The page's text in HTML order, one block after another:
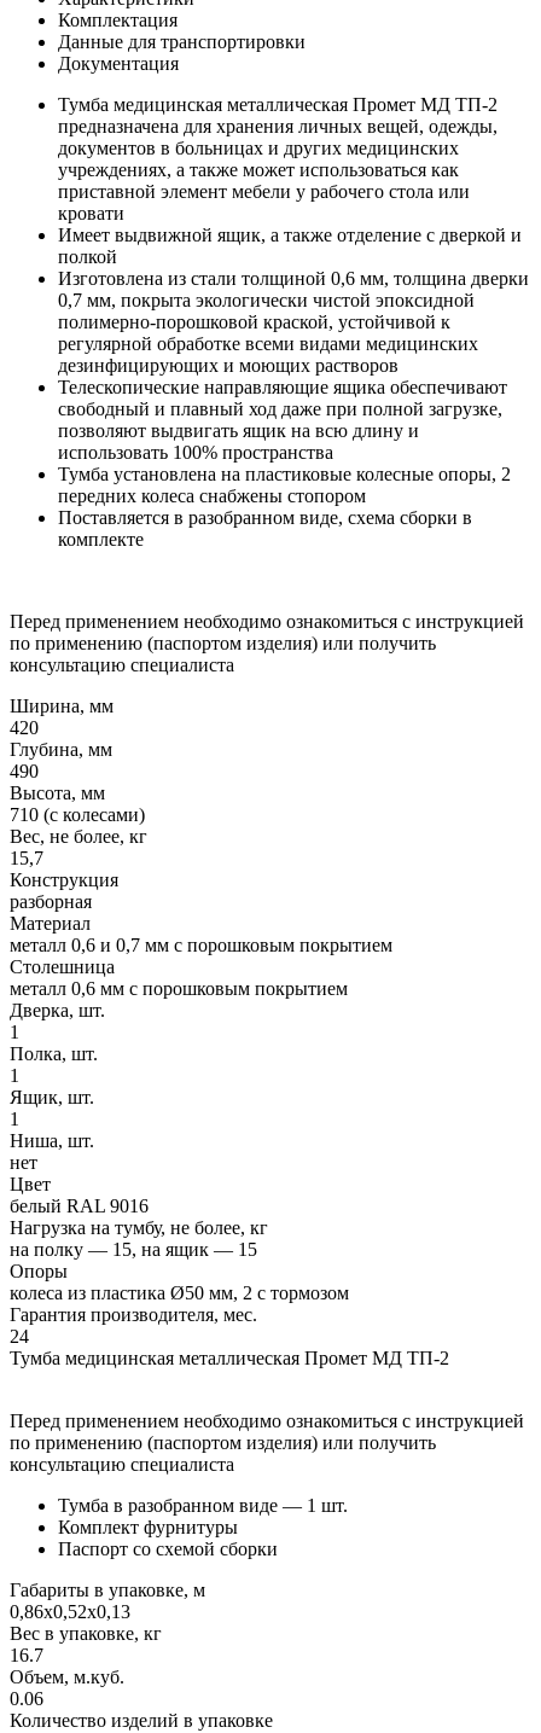
Комплектация
Данные для транспортировки
Документация
Тумба медицинская металлическая Промет МД ТП-2
предназначена для хранения личных вещей, одежды,
документов в больницах и других медицинских
учреждениях, а также может использоваться как
приставной элемент мебели у рабочего стола или
кровати
Имеет выдвижной ящик, а также отделение с дверкой и
полкой
Изготовлена из стали толщиной 0,6 мм, толщина дверки
0,7 мм, покрыта экологически чистой эпоксидной
полимерно-порошковой краской, устойчивой к
регулярной обработке всеми видами медицинских
дезинфицирующих и моющих растворов
Телескопические направляющие ящика обеспечивают
свободный и плавный ход даже при полной загрузке,
позволяют выдвигать ящик на всю длину и
использовать 100% пространства
Тумба установлена на пластиковые колесные опоры, 2
передних колеса снабжены стопором
Поставляется в разобранном виде, схема сборки в
комплекте
Перед применением необходимо ознакомиться с инструкцией
по применению (паспортом изделия) или получить
консультацию специалиста
Ширина, мм
420
Глубина, мм
490
Высота, мм
710 (с колесами)
Вес, не более, кг
15,7
Конструкция
разборная
Материал
металл 0,6 и 0,7 мм с порошковым покрытием
Столешница
металл 0,6 мм с порошковым покрытием
Дверка, шт.
1
Полка, шт.
1
Ящик, шт.
1
Ниша, шт.
нет
Цвет
белый RAL 9016
Нагрузка на тумбу, не более, кг
на полку — 15, на ящик — 15
Опоры
колеса из пластика Ø50 мм, 2 с тормозом
Гарантия производителя, мес.
24
Тумба медицинская металлическая Промет МД ТП-2
Перед применением необходимо ознакомиться с инструкцией
по применению (паспортом изделия) или получить
консультацию специалиста
Тумба в разобранном виде — 1 шт.
Комплект фурнитуры
Паспорт со схемой сборки
Габариты в упаковке, м
0,86x0,52x0,13
Вес в упаковке, кг
16.7
Объем, м.куб.
0.06
Количество изделий в упаковке